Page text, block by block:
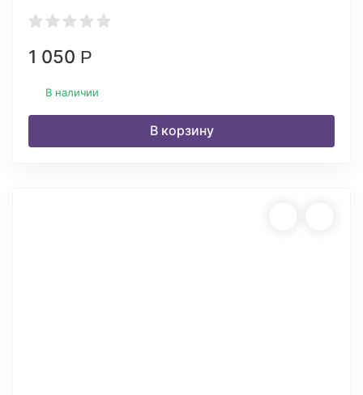
1 050 Р
В наличии
В корзину